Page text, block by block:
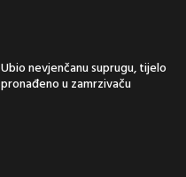
Ubio nevjenčanu suprugu, tijelo
pronađeno u zamrzivaču